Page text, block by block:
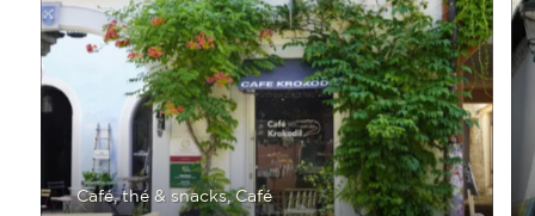
Café, thé & snacks, Café